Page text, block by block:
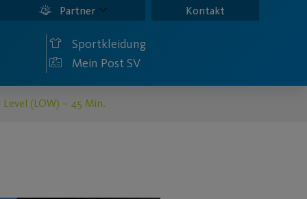
Partner Kontakt
Sportkleidung
Mein Post SV
(LOW) – 45 Min.